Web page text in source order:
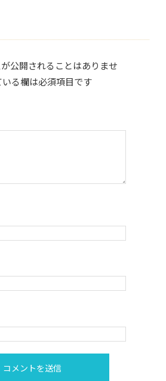
公開されることはありませ
る欄は必須項目です